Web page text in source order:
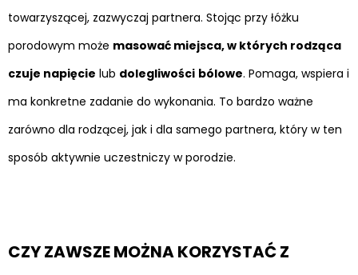
towarzyszącej, zazwyczaj partnera. Stojąc przy łóżku
porodowym może masować miejsca, w których rodząca
czuje napięcie lub dolegliwości bólowe. Pomaga, wspiera i
ma konkretne zadanie do wykonania. To bardzo ważne
zarówno dla rodzącej, jak i dla samego partnera, który w ten
sposób aktywnie uczestniczy w porodzie.
CZY ZAWSZE MOŻNA KORZYSTAĆ Z